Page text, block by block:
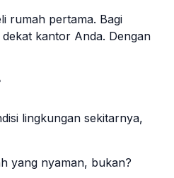
rumah pertama. Bagi
kantor Anda. Dengan
lingkungan sekitarnya,
yang nyaman, bukan?